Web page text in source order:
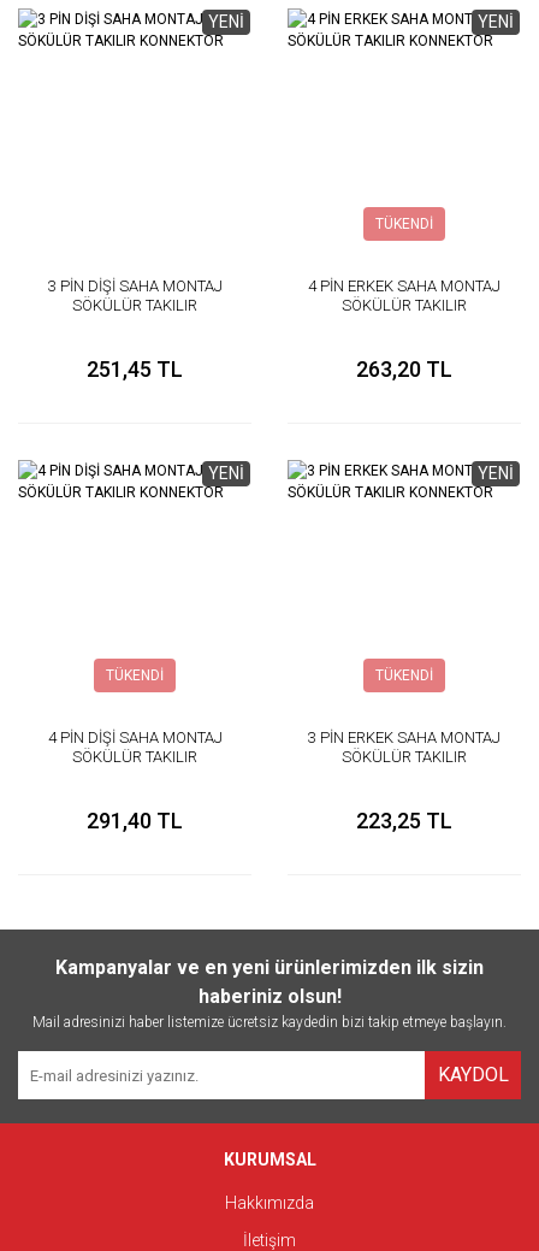
YENİ
3 PİN DİŞİ SAHA MONTAJ
SÖKÜLÜR TAKILIR
251,45 TL
YENİ
TÜKENDİ
4 PİN ERKEK SAHA MONTAJ
SÖKÜLÜR TAKILIR
263,20 TL
YENİ
TÜKENDİ
4 PİN DİŞİ SAHA MONTAJ
SÖKÜLÜR TAKILIR
291,40 TL
YENİ
TÜKENDİ
3 PİN ERKEK SAHA MONTAJ
SÖKÜLÜR TAKILIR
223,25 TL
Kampanyalar ve en yeni ürünlerimizden ilk sizin
haberiniz olsun!
Mail adresinizi haber listemize ücretsiz kaydedin bizi takip etmeye başlayın.
KAYDOL
KURUMSAL
Hakkımızda
İletişim